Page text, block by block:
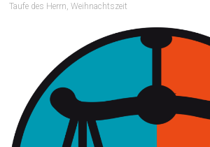
Taufe des Herrn ,Weihnachtszeit